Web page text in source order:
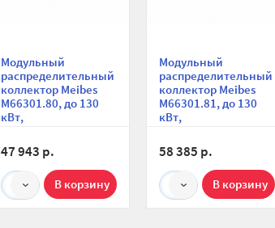
Модульный
распределительный
коллектор Meibes
M66301.80, до 130
кВт,
сталь
47 943 р.
1
Модульный
распределительный
коллектор Meibes
M66301.81, до 130
кВт,
сталь
58 385 р.
1